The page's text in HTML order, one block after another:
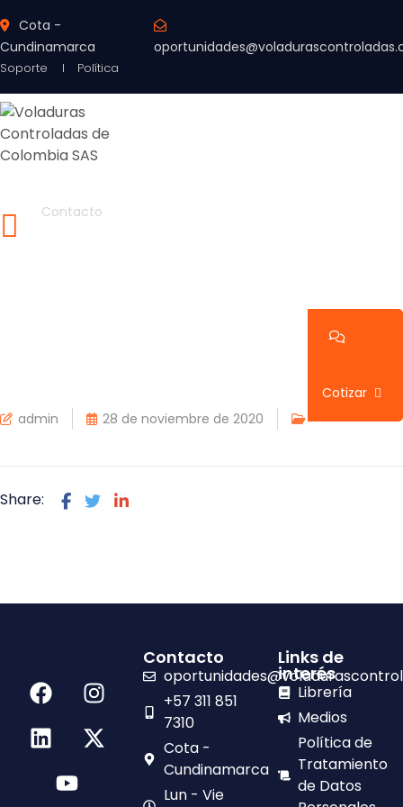
Cota -
Cundinamarca
Soporte Política
Contacto
Cotizar
admin
28 de noviembre de 2020
Share:
Contacto
+57 311 851
7310
Cota -
Cundinamarca
Lun - Vie
Links de
interés
Librería
Medios
Política de
Tratamiento
de Datos